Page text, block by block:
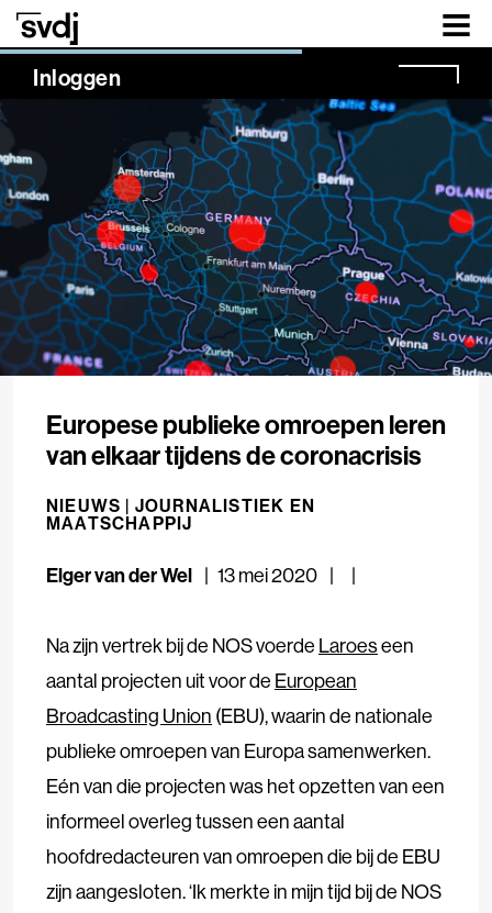
Naar hoofdinhoud
Inloggen
NaN%
Europese publieke omroepen leren
van elkaar tijdens de coronacrisis
NIEUWS | JOURNALISTIEK EN
MAATSCHAPPIJ
Elger van der Wel 13 mei 2020
Na zijn vertrek bij de NOS voerde Laroeseen
aantal projecten uit voor de European
Broadcasting Union (EBU), waarin de nationale
publieke omroepen van Europa samenwerken.
Eén van die projecten was het opzetten van een
informeel overleg tussen een aantal
hoofdredacteuren van omroepen die bij de EBU
zijn aangesloten. ‘Ik merkte in mijn tijd bij de NOS